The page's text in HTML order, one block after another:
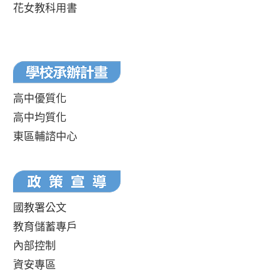
花女教科用書
高中優質化
高中均質化
東區輔諮中心
國教署公文
教育儲蓄專戶
內部控制
資安專區